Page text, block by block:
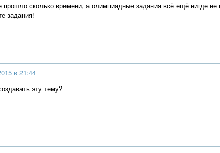
прошло сколько времени, а олимпиадные задания всё ещё нигде
задания!
в 21:44
эту тему?